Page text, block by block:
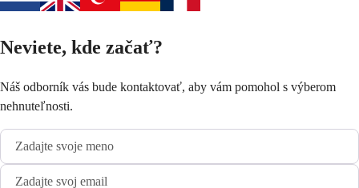
Neviete, kde začať?
Náš odborník vás bude kontaktovať, aby vám pomohol s výberom
nehnuteľnosti.